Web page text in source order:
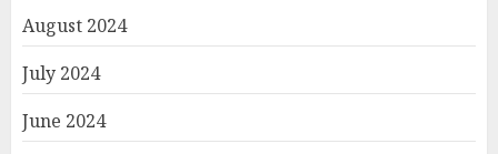
August 2024
July 2024
June 2024